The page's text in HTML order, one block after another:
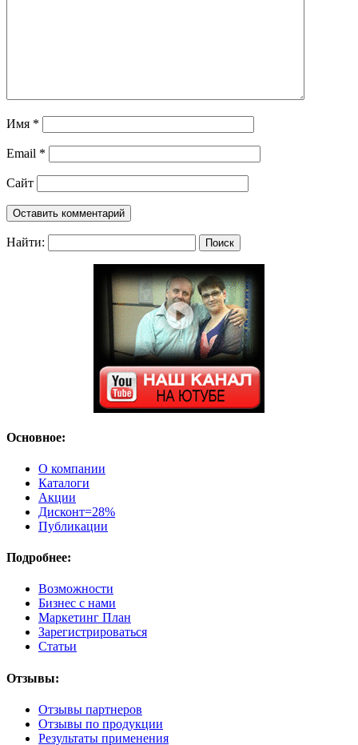
Имя *
Email *
Сайт
Найти:
Основное:
О компании
Каталоги
Акции
Дисконт=28%
Публикации
Подробнее:
Возможности
Бизнес с нами
Маркетинг План
Зарегистрироваться
Статьи
Отзывы:
Отзывы партнеров
Отзывы по продукции
Результаты применения